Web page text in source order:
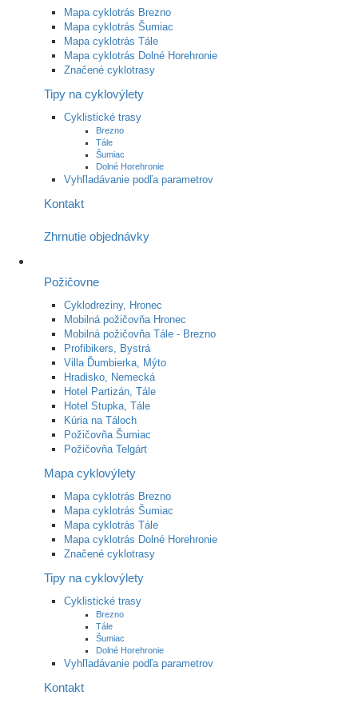
Mapa cyklotrás Brezno
Mapa cyklotrás Šumiac
Mapa cyklotrás Tále
Mapa cyklotrás Dolné Horehronie
Značené cyklotrasy
Tipy na cyklovýlety
Cyklistické trasy
Brezno
Tále
Šumiac
Dolné Horehronie
Vyhľladávanie podľa parametrov
Kontakt
Zhrnutie objednávky
Požičovne
Cyklodreziny, Hronec
Mobilná požičovňa Hronec
Mobilná požičovňa Tále - Brezno
Profibikers, Bystrá
Villa Ďumbierka, Mýto
Hradisko, Nemecká
Hotel Partizán, Tále
Hotel Stupka, Tále
Kúria na Táloch
Požičovňa Šumiac
Požičovňa Telgárt
Mapa cyklovýlety
Mapa cyklotrás Brezno
Mapa cyklotrás Šumiac
Mapa cyklotrás Tále
Mapa cyklotrás Dolné Horehronie
Značené cyklotrasy
Tipy na cyklovýlety
Cyklistické trasy
Brezno
Tále
Šumiac
Dolné Horehronie
Vyhľladávanie podľa parametrov
Kontakt